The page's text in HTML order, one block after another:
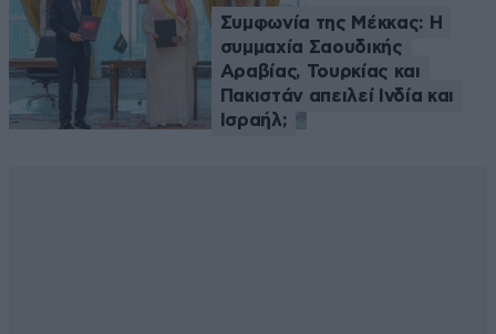
Συμφωνία της Μέκκας: Η
συμμαχία Σαουδικής
Αραβίας, Τουρκίας και
Πακιστάν απειλεί Ινδία και
Ισραήλ;